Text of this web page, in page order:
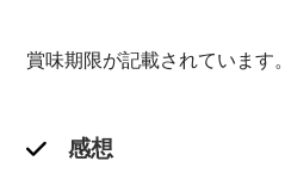
賞味期限が記載されています。
感想